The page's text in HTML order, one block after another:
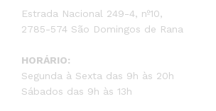
Estrada Nacional 249-4, nº10,
2785-574 São Domingos de Rana
HORÁRIO:
Segunda à Sexta das 9h às 20h
Sábados das 9h às 13h